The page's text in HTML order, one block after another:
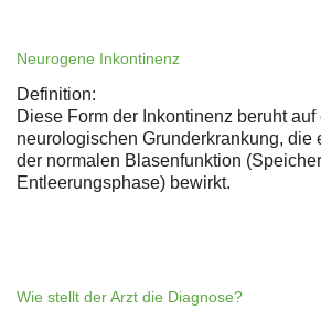
Neurogene Inkontinenz
Definition:
Diese Form der Inkontinenz beruht auf
neurologischen Grunderkrankung, die
der normalen Blasenfunktion
Entleerungsphase) bewirkt.
Wie stellt der Arzt die Diagnose?